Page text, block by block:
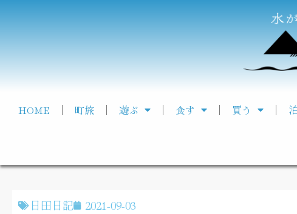
HOME 町旅 遊ぶ 食す 買う
日田日記 2021-09-03